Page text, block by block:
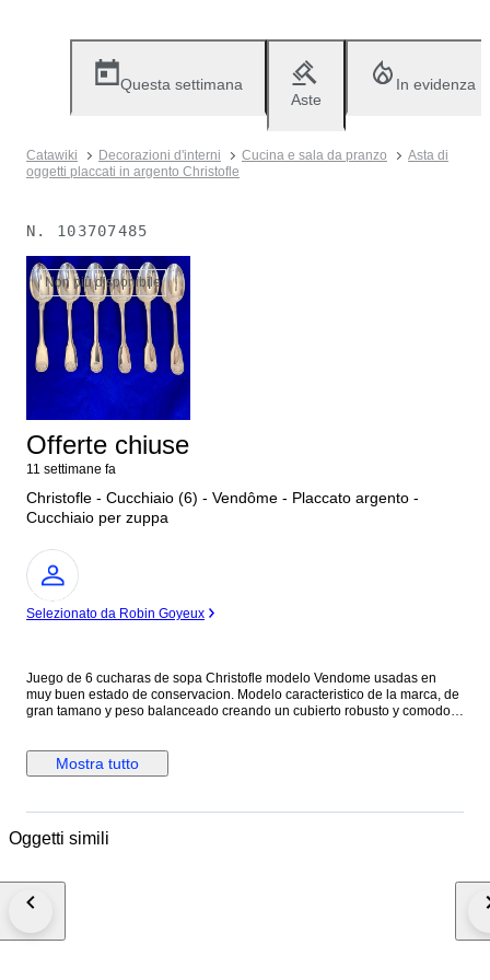
Questa settimana
Aste
In evidenza
Catawiki Decorazioni d'interni Cucina e sala da pranzo
Asta di
oggetti placcati in argento Christofle
N. 103707485
Non più disponibile
Offerte chiuse
11 settimane fa
Christofle - Cucchiaio (6) - Vendôme - Placcato argento -
Cucchiaio per zuppa
Esperto
Selezionato da Robin Goyeux
Juego de 6 cucharas de sopa Christofle modelo Vendome usadas en
muy buen estado de conservacion. Modelo caracteristico de la marca, de
gran tamano y peso balanceado creando un cubierto robusto y comodo.
facilitadas asi como los costos de envio asociados al lugar que pretende.
Mostra tutto
Oggetti simili